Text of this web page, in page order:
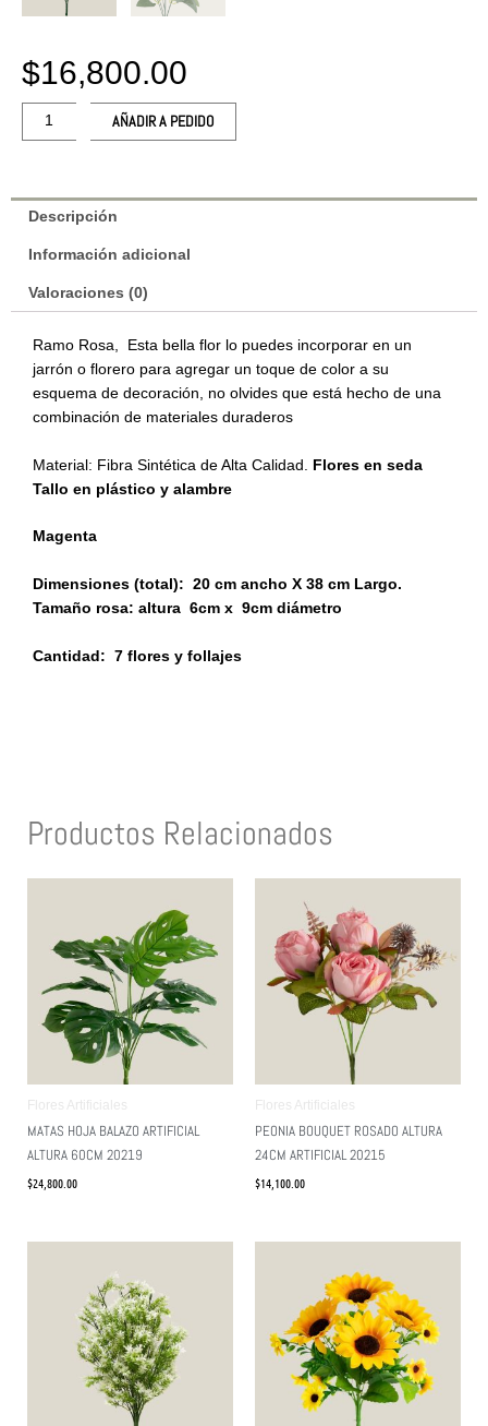
$16,800.00
Ramo
Rosa
Altura
20515
AÑADIR A PEDIDO
Descripción
Información adicional
Valoraciones (0)
Ramo Rosa, Esta bella flor lo puedes incorporar en un
jarrón o florero para agregar un toque de color a su
esquema de decoración, no olvides que está hecho de una
combinación de materiales duraderos
Material: Fibra Sintética de Alta Calidad.
Flores en seda
Tallo en plástico y alambre
Magenta
Dimensiones (total): 20 cm ancho X 38 cm Largo.
Tamaño rosa: altura 6cm x 9cm diámetro
Cantidad: 7 flores y follajes
Productos Relacionados
Flores Artificiales
MATAS HOJA BALAZO ARTIFICIAL
ALTURA 60CM 20219
$24,800.00
Flores Artificiales
PEONIA BOUQUET ROSADO ALTURA
24CM ARTIFICIAL 20215
$14,100.00